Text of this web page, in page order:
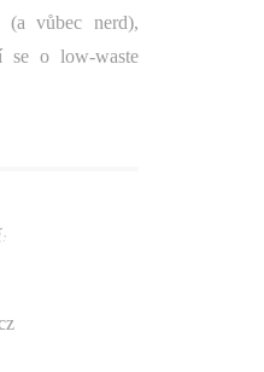
(a vůbec nerd),
se o low-waste